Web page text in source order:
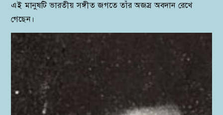
এই মানুষটি ভারতীয় সঙ্গীত জগতে তাঁর অজস্র অবদান রেখে
গেছেন।